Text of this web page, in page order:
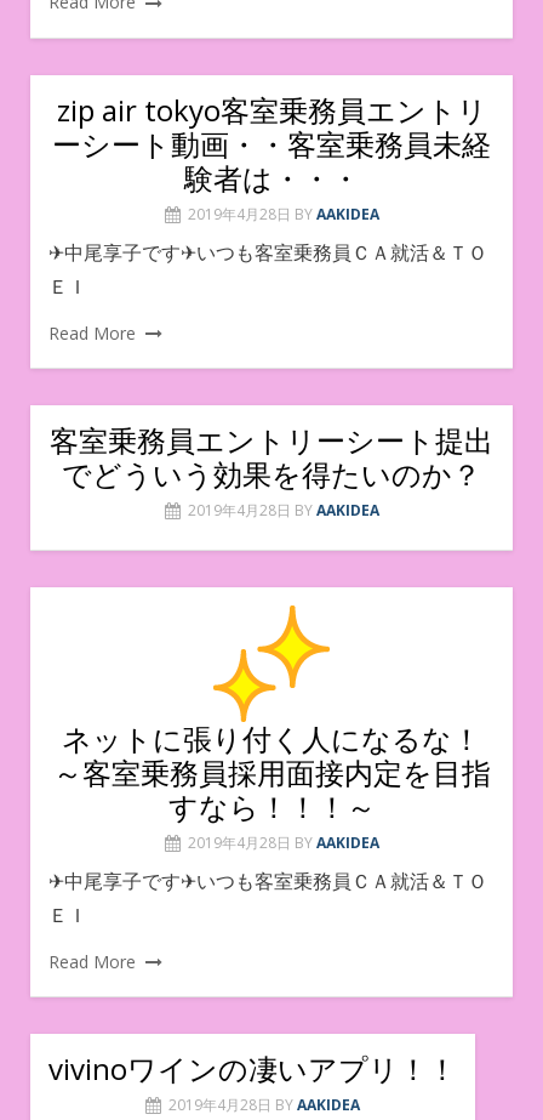
zip air tokyo客室乗務員エントリ
ーシート動画・・客室乗務員未経
験者は・・・
2019年4月28日 BY AAKIDEA
✈中尾享子です✈いつも客室乗務員ＣＡ就活＆ＴＯ
ＥＩ
Read More
客室乗務員エントリーシート提出
でどういう効果を得たいのか？
2019年4月28日 BY AAKIDEA
ネットに張り付く人になるな！
～客室乗務員採用面接内定を目指
すなら！！！～
2019年4月28日 BY AAKIDEA
✈中尾享子です✈いつも客室乗務員ＣＡ就活＆ＴＯ
ＥＩ
Read More
vivinoワインの凄いアプリ！！
2019年4月28日 BYAAKIDEA